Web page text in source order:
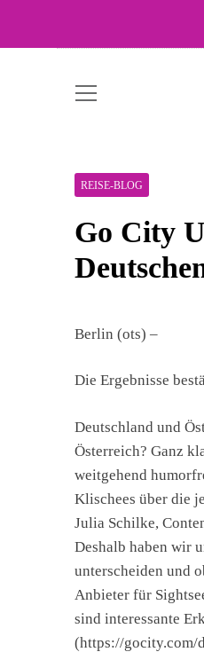
content
REISE-BLOG
Go City
Berlin (ots) –
Die Ergebnisse
Deutschland und
Österreich? Ganz
weitgehend
Klischees über die
Julia Schilke,
Deshalb haben wir
unterscheiden und
Anbieter für
sind interessante
(https://gocity.com/